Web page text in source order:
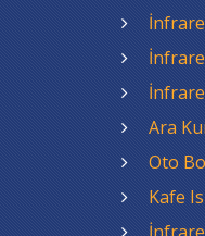
Ara
Oto
Kafe